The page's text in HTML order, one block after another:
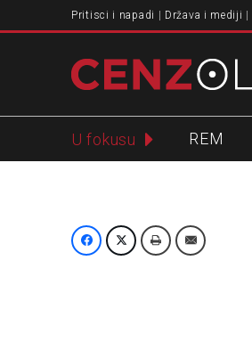
Pritisci i napadi Država i mediji
U fokusu REM